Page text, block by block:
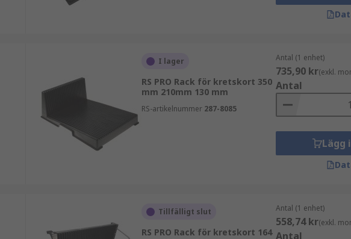
I lager
RS PRO Rack för kretskort 350
mm 210mm 130 mm
RS-artikelnummer 287-8085
Antal (1 enhet)
735,90 kr(exkl.
Antal
Lägg
Tillfälligt slut
RS PRO Rack för kretskort 164
Antal (1 enhet)
558,74 kr(exkl.
Antal